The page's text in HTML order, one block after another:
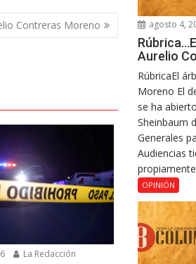
Contreras Moreno
La Redacción
agosto 4,
Aurelio
RúbricaEl
Moreno El
se ha
Sheinbaum
Generales
Audiencias
OPINIÓN